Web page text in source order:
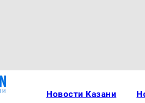
Новости Казани